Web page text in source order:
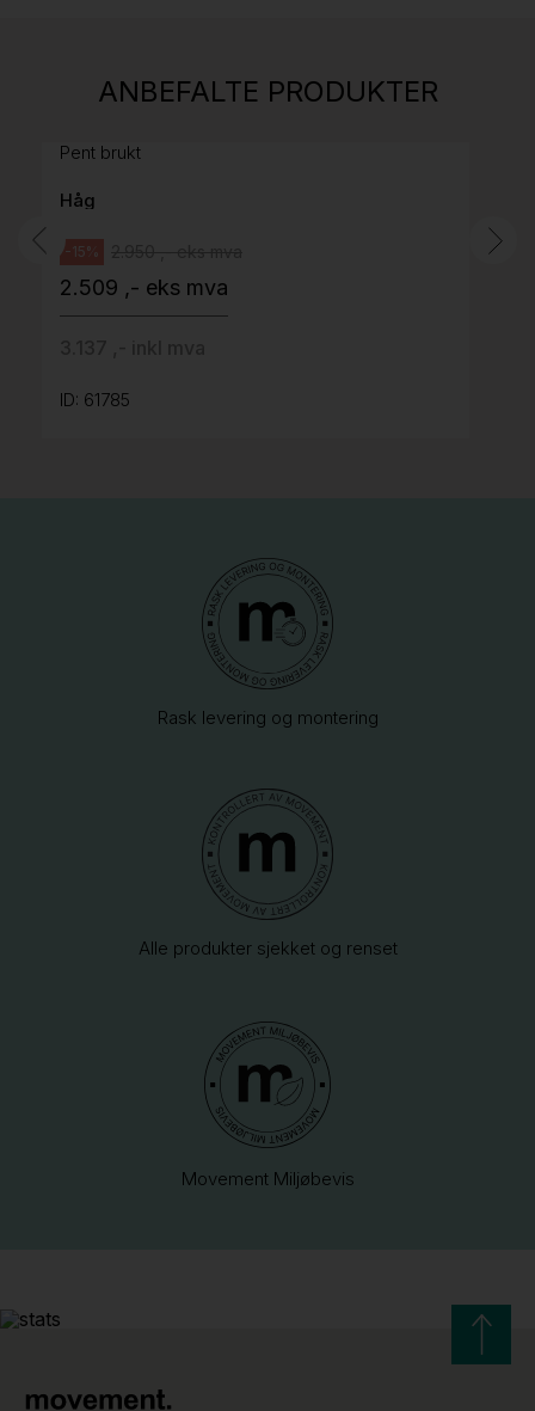
ANBEFALTE PRODUKTER
H05 5600 Swingback-armlene Mørk
Pent brukt
Håg
-15%
2.509 ,- eks mva
ID: 61785
Rask levering og montering
Alle produkter sjekket og renset
Movement Miljøbevis